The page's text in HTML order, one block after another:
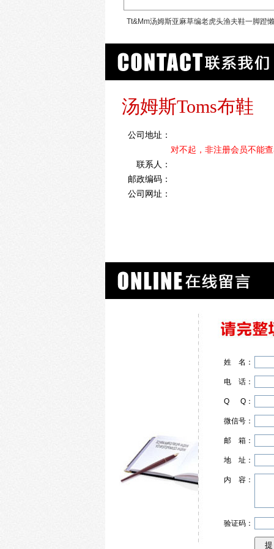
Tt&Mm汤姆斯亚麻草编老虎头渔夫鞋一脚蹬
汤姆斯Toms布鞋
公司地址：
对不起，非注册会员不能
联系人：
邮政编码：
公司网址：
姓 名 ：
电 话 ：
Q Q ：
微信号：
邮 箱 ：
地 址 ：
内 容 ：
验证码：